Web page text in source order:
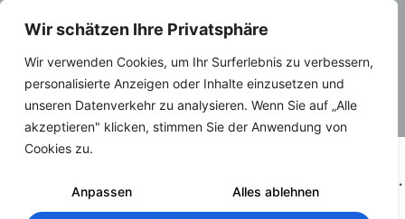
Wir schätzen Ihre Privatsphäre
Wir verwenden Cookies, um Ihr Surferlebnis zu verbessern,
personalisierte Anzeigen oder Inhalte einzusetzen und
unseren Datenverkehr zu analysieren. Wenn Sie auf „Alle
akzeptieren" klicken, stimmen Sie der Anwendung von
Cookies zu.
Anpassen Alles ablehnen
METHODENVERGLEICH · SLAM SCANNER VS.
LASERSCANNER VS. HANDAUFMASS